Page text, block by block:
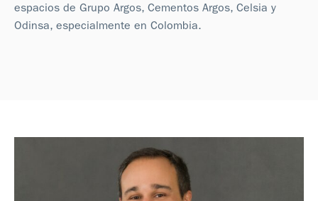
espacios de Grupo Argos, Cementos Argos, Celsia y
Odinsa, especialmente en Colombia.